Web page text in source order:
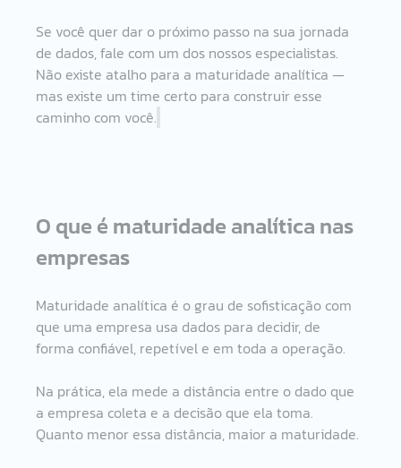
Se você quer dar o próximo passo na sua jornada
de dados, fale com um dos nossos especialistas.
Não existe atalho para a maturidade analítica —
mas existe um time certo para construir esse
caminho com você.
O que é maturidade analítica nas
empresas
Maturidade analítica é o grau de sofisticação com
que uma empresa usa dados para decidir, de
forma confiável, repetível e em toda a operação.
Na prática, ela mede a distância entre o dado que
a empresa coleta e a decisão que ela toma.
Quanto menor essa distância, maior a maturidade.